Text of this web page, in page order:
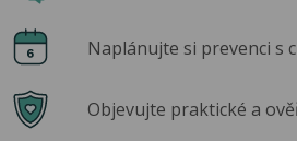
Naplánujte si prevenci s
Objevujte praktické a